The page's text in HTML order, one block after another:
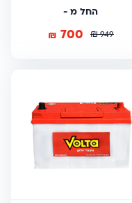
החל מ -
949
₪
700
₪